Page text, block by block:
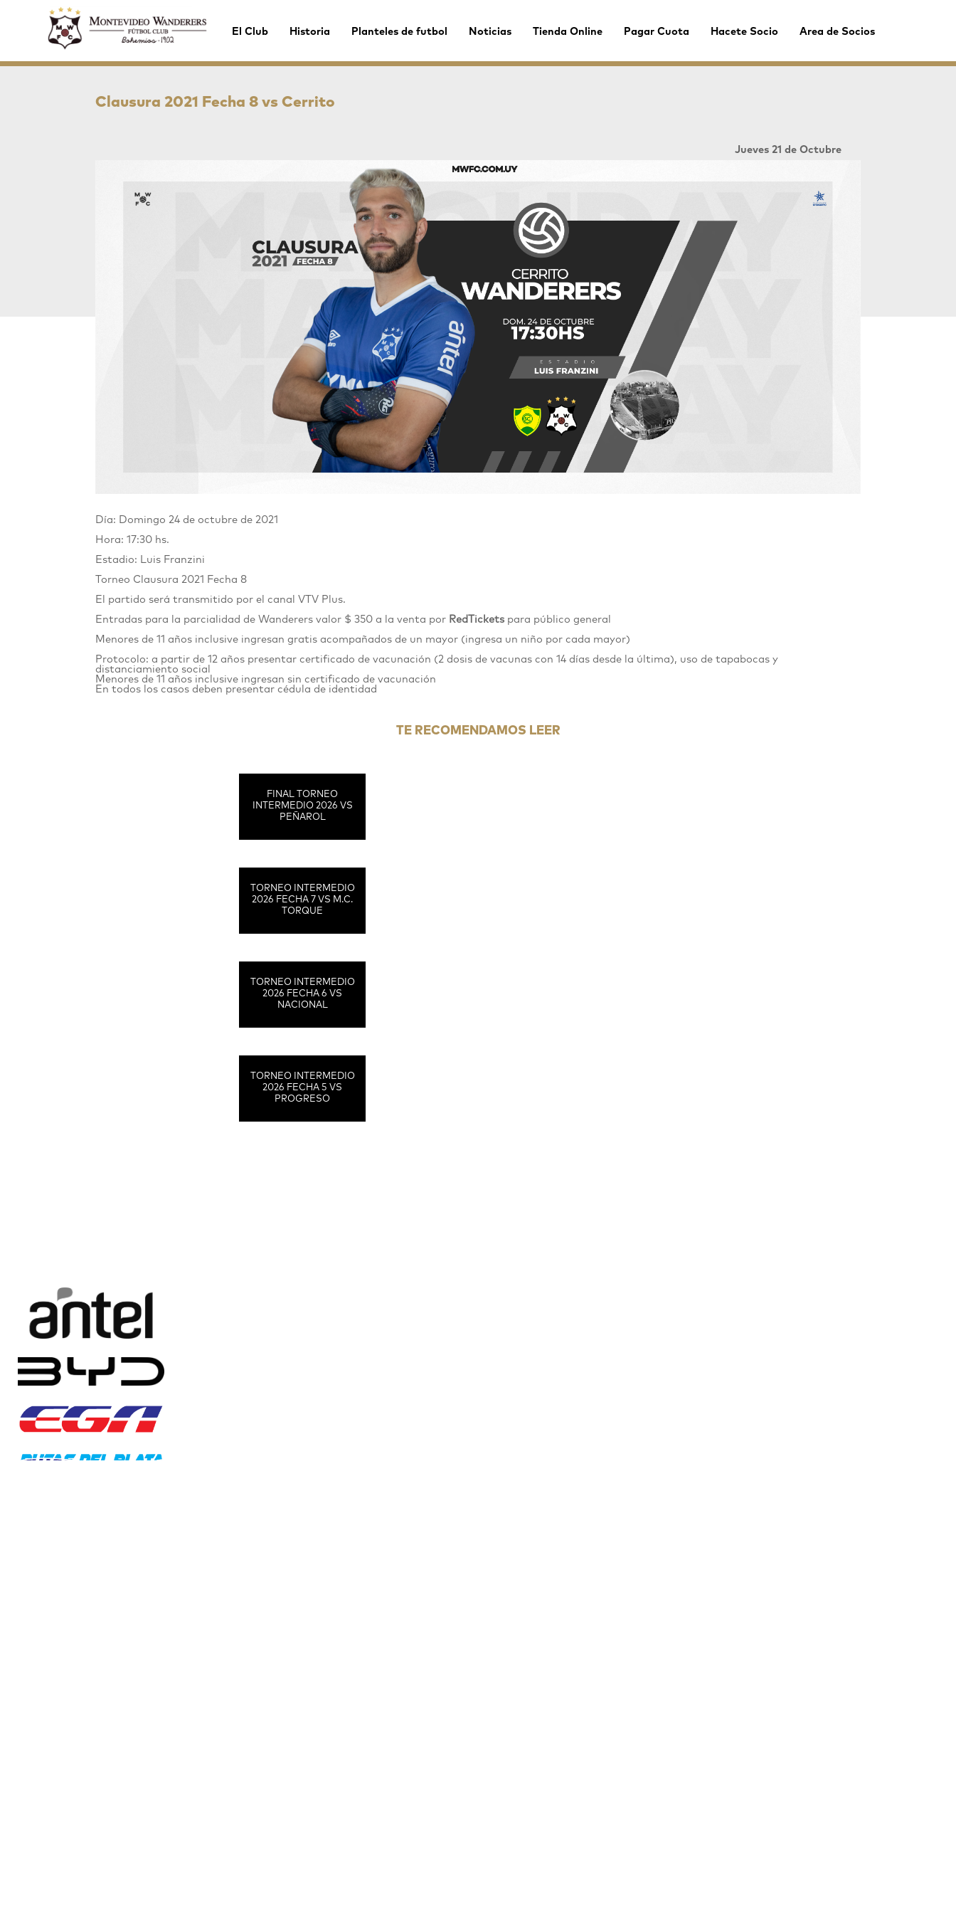
El Club Historia Planteles de futbol Noticias Tienda Online Pagar Cuota Hacete Socio Area de Socios
Clausura 2021 Fecha 8 vs Cerrito
Jueves 21 de Octubre
Día: Domingo 24 de octubre de 2021
Hora: 17:30 hs.
Estadio: Luis Franzini
Torneo Clausura 2021 Fecha 8
El partido será transmitido por el canal VTV Plus.
Entradas para la parcialidad de Wanderers valor $ 350 a la venta por RedTickets para público general
Menores de 11 años inclusive ingresan gratis acompañados de un mayor (ingresa un niño por cada mayor)
Protocolo: a partir de 12 años presentar certificado de vacunación (2 dosis de vacunas con 14 días desde la última), uso de tapabocas y
distanciamiento social
Menores de 11 años inclusive ingresan sin certificado de vacunación
En todos los casos deben presentar cédula de identidad
TE RECOMENDAMOS LEER
FINAL TORNEO
INTERMEDIO 2026 VS
PEÑAROL
TORNEO INTERMEDIO
2026 FECHA 7 VS M.C.
TORQUE
TORNEO INTERMEDIO
2026 FECHA 6 VS
NACIONAL
TORNEO INTERMEDIO
2026 FECHA 5 VS
PROGRESO